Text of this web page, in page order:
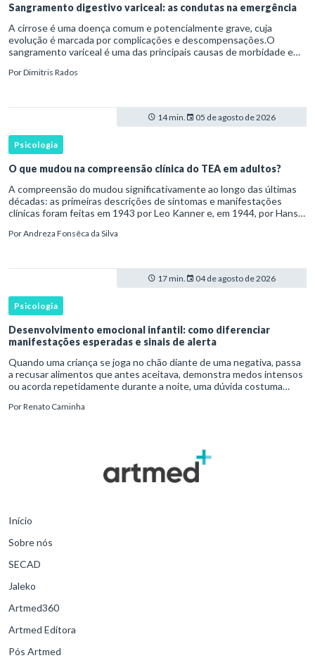
Sangramento digestivo variceal: as condutas na emergência
A cirrose é uma doença comum e potencialmente grave, cuja
evolução é marcada por complicações e descompensações.O
sangramento variceal é uma das principais causas de morbidade e
hipertensão port
PorDimitris Rados
14 min. 05 de agosto de 2026
Psicologia
O que mudou na compreensão clínica do TEA em adultos?
A compreensão do mudou significativamente ao longo das últimas
décadas: as primeiras descrições de sintomas e manifestações
clínicas foram feitas em 1943 por Leo Kanner e, em 1944, por Hans
PorAndreza Fonsêca da Silva
17 min. 04 de agosto de 2026
Psicologia
Desenvolvimento emocional infantil: como diferenciar
manifestações esperadas e sinais de alerta
Quando uma criança se joga no chão diante de uma negativa, passa
a recusar alimentos que antes aceitava, demonstra medos intensos
ou acorda repetidamente durante a noite, uma dúvida costuma
PorRenato Caminha
Início
Sobre nós
SECAD
Jaleko
Artmed360
Artmed Editora
Pós Artmed